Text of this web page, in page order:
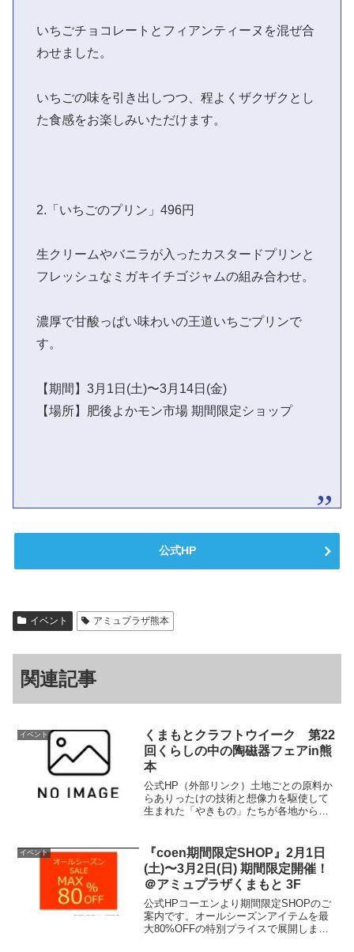
いちごチョコレートとフィアンティーヌを混ぜ合
わせました。
いちごの味を引き出しつつ、程よくザクザクとし
た食感をお楽しみいただけます。
2.「いちごのプリン」496円
生クリームやバニラが入ったカスタードプリンと
フレッシュなミガキイチゴジャムの組み合わせ。
濃厚で甘酸っぱい味わいの王道いちごプリンで
す。
【期間】3月1日(土)〜3月14日(金)
【場所】肥後よかモン市場 期間限定ショップ
公式HP
イベント アミュプラザ熊本
関連記事
イベント
くまもとクラフトウイーク 第22
回くらしの中の陶磁器フェアin熊
本
公式HP（外部リンク）土地ごとの原料か
らありったけの技術と想像力を駆使して
生まれた「やきもの」たちが各地からグ
て、実感して…あなたの毎日をもっと豊
かにしませんか。器カフ...
イベント
『coen期間限定SHOP』2月1日
(土)〜3月2日(日) 期間限定開催！
＠アミュプラザくまもと 3F
公式HPコーエンより期間限定SHOPのご
案内です。オールシーズンアイテムを最
大80%OFFの特別プライスで展開しま